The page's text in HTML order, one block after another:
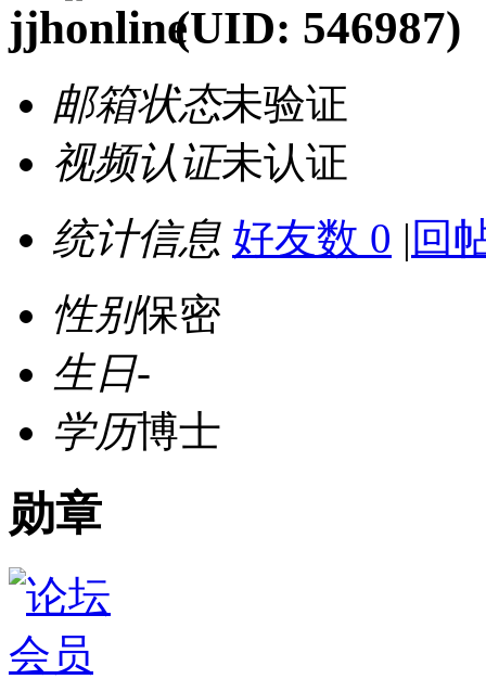
jjh (UID: 546987)
邮箱状态未验证
视频认证未认证
统计信息 好友数 0 | 回
性别保密
生日-
学历博士
勋章